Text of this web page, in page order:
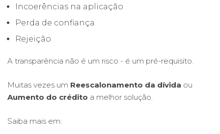
Incoerências na aplicação
Perda de confiança
Rejeição
A transparência não é um risco - é um pré-requisito.
Muitas vezes um Reescalonamento da dívida ou
Aumento do crédito a melhor solução.
Saiba mais em: